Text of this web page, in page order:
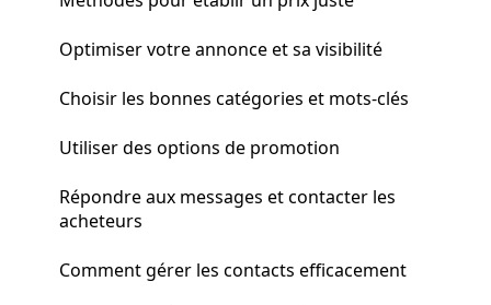
Optimiser votre annonce et sa visibilité
Choisir les bonnes catégories et mots-clés
Utiliser des options de promotion
Répondre aux messages et contacter les
acheteurs
Comment gérer les contacts efficacement